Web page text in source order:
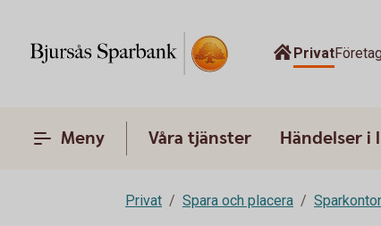
PrivatFöretag
Meny Våra tjänster Händelser i
Privat Spara och placera